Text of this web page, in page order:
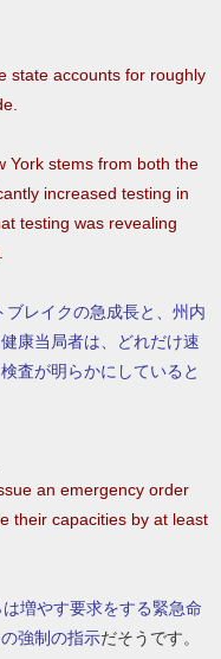
state accounts for roughly
York stems from both the
increased testing in
testing was revealing
レイクの急成長と、州内
康当局者は、どれだけ速
査が明らかにしていると
an emergency order
their capacities by at least
増やす要求をする緊急命
強制の指示だそうです。